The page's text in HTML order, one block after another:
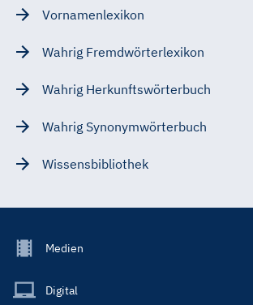
Vornamenlexikon
Wahrig Fremdwörterlexikon
Wahrig Herkunftswörterbuch
Wahrig Synonymwörterbuch
Wissensbibliothek
Footer
Main
Medien
Digital